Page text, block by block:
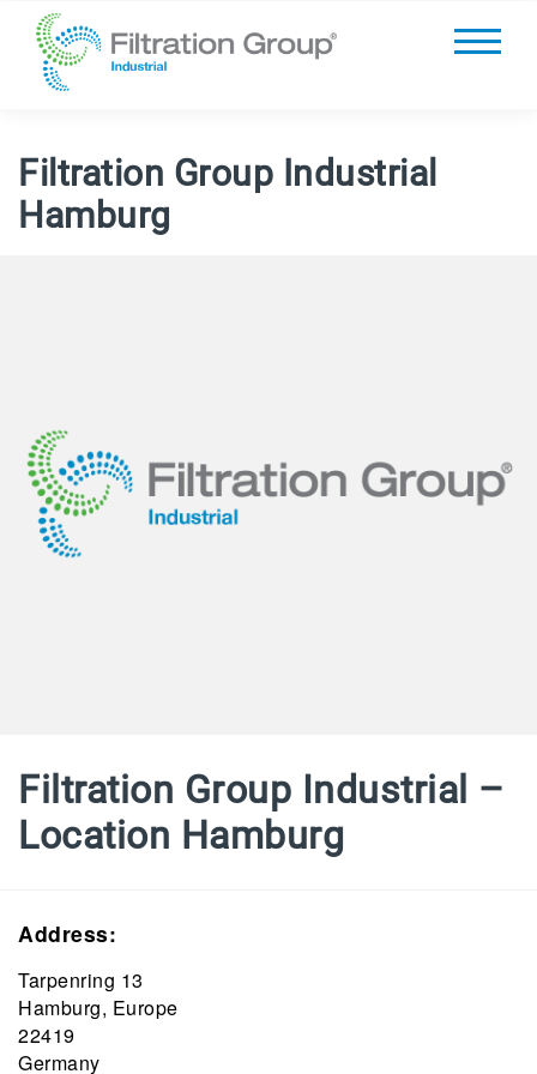
Filtration Group Industrial
Hamburg
Filtration Group Industrial –
Location Hamburg
Address:
Tarpenring 13
Hamburg, Europe
22419
Germany